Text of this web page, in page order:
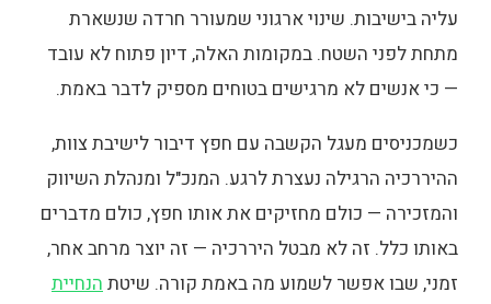
עליה בישיבות. שינוי ארגוני שמעורר חרדה שנשארת
מתחת לפני השטח. במקומות האלה, דיון פתוח לא עובד
— כי אנשים לא מרגישים בטוחים מספיק לדבר באמת.
כשמכניסים מעגל הקשבה עם חפץ דיבור לישיבת צוות,
ההיררכיה הרגילה נעצרת לרגע. המנכ"ל ומנהלת השיווק
והמזכירה — כולם מחזיקים את אותו חפץ, כולם מדברים
באותו כלל. זה לא מבטל היררכיה — זה יוצר מרחב אחר,
זמני, שבו אפשר לשמוע מה באמת קורה. שיטתהנחיית